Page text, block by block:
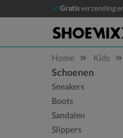
Gratisverzending
Home Kids
Sla categorieën over
Schoenen
Sneakers
Boots
Sandalen
Slippers